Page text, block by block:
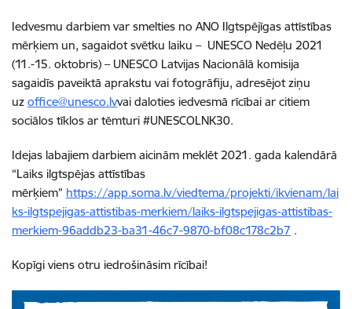
Iedvesmu darbiem var smelties no ANO Ilgtspējīgas attīstības
mērķiem un, sagaidot svētku laiku – UNESCO Nedēļu 2021
(11.-15. oktobris) – UNESCO Latvijas Nacionālā komisija
sagaidīs paveiktā aprakstu vai fotogrāfiju, adresējot ziņu
uz office@unesco.lvvai daloties iedvesmā rīcībai ar citiem
sociālos tīklos ar tēmturi #UNESCOLNK30.
Idejas labajiem darbiem aicinām meklēt 2021. gada kalendārā
“Laiks ilgtspējas attīstības
mērķiem” https://app.soma.lv/viedtema/projekti/ikvienam/lai
ks-ilgtspejigas-attistibas-merkiem/laiks-ilgtspejigas-attistibas-
merkiem-96addb23-ba31-46c7-9870-bf08c178c2b7 .
Kopīgi viens otru iedrošināsim rīcībai!